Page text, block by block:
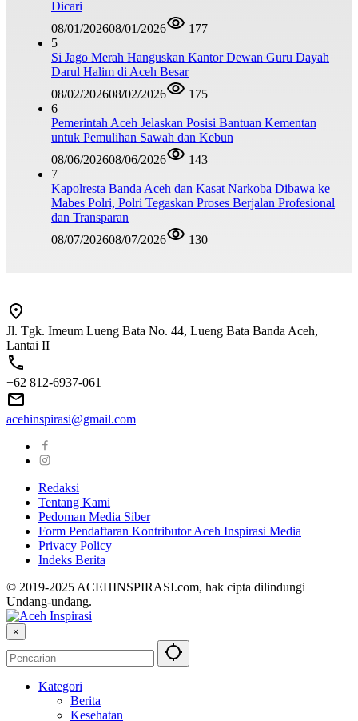
Dicari
08/01/202608/01/2026
177
5
Si Jago Merah Hanguskan Kantor Dewan Guru Dayah
Darul Halim di Aceh Besar
08/02/202608/02/2026
175
6
Pemerintah Aceh Jelaskan Posisi Bantuan Kementan
untuk Pemulihan Sawah dan Kebun
08/06/202608/06/2026
143
7
Kapolresta Banda Aceh dan Kasat Narkoba Dibawa ke
Mabes Polri, Polri Tegaskan Proses Berjalan Profesional
dan Transparan
08/07/202608/07/2026 130
Jl. Tgk. Imeum Lueng Bata No. 44, Lueng Bata Banda Aceh,
Lantai II
+62 812-6937-061
acehinspirasi@gmail.com
Redaksi
Tentang Kami
Pedoman Media Siber
Form Pendaftaran Kontributor Aceh Inspirasi Media
Privacy Policy
Indeks Berita
© 2019-2025 ACEHINSPIRASI.com, hak cipta dilindungi
Undang-undang.
×
Kategori
Berita
Kesehatan